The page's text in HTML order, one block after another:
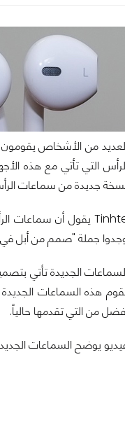
جديدة من سماعات
جملة "صمم من أبل في
من التي تقدمها حالياً.
يوضح السماعات